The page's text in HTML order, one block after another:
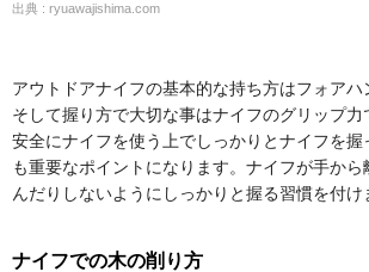
出典 : ryuawajishima.com
アウトドアナイフの基本的な持ち方はフォアハ
そして握り方で大切な事はナイフのグリップ力
安全にナイフを使う上でしっかりとナイフを
も重要なポイントになります。ナイフが手か
んだりしないようにしっかりと握る習慣を付け
ナイフでの木の削り方